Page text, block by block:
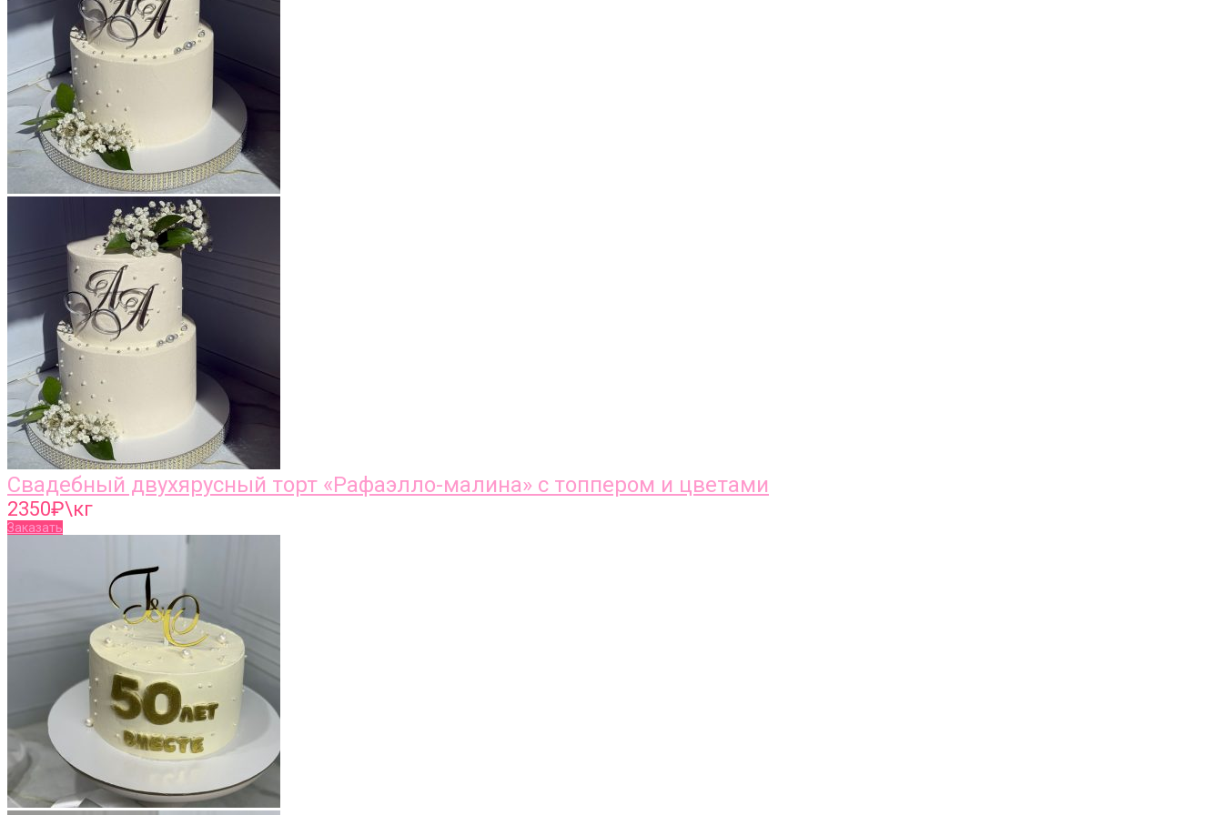
Свадебный двухярусный торт «Рафаэлло-малина» с топпером и цветами
2350₽\кг
Заказать